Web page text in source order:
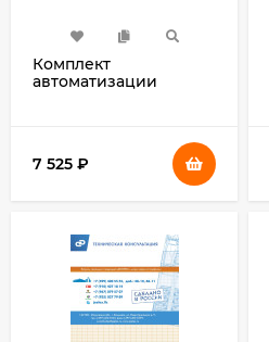
Комплект
автоматизации
7 525 ₽